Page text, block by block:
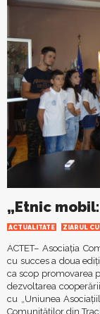
„Etnic
ACTUALITATE ZIARUL
ACTET– Asociaţia
cu succes a doua
ca scop promovarea
dezvoltarea
cu „Uniunea
Comunităţilor din